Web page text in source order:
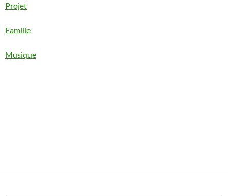
Projet
Famille
Musique